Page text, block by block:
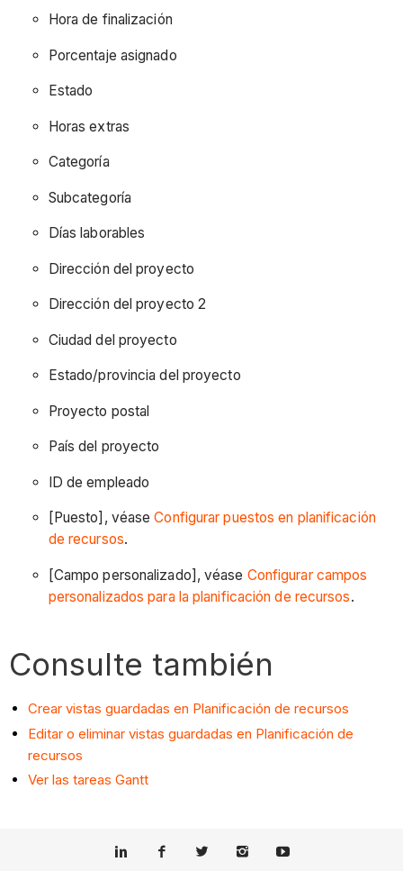
Hora de finalización
Porcentaje asignado
Estado
Horas extras
Categoría
Subcategoría
Días laborables
Dirección del proyecto
Dirección del proyecto 2
Ciudad del proyecto
Estado/provincia del proyecto
Proyecto postal
País del proyecto
ID de empleado
[Puesto], véaseConfigurar puestos en planificación
de recursos.
[Campo personalizado], véase Configurar campos
personalizados para la planificación de recursos.
Consulte también
Crear vistas guardadas en Planificación de recursos
Editar o eliminar vistas guardadas en Planificación de
recursos
Ver las tareas Gantt